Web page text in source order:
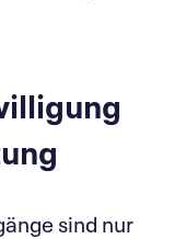
sind nur